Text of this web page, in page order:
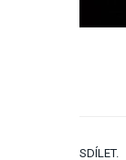
SDÍLET.